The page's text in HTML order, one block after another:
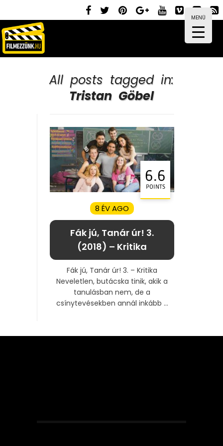
MENÜ
All posts tagged in:
Tristan Göbel
6.6
POINTS
8 ÉV AGO
Fák jú, Tanár úr! 3.
(2018) – Kritika
Fák jú, Tanár úr! 3. – Kritika
Neveletlen, butácska tinik, akik a
tanulásban nem, de a
csínytevésekben annál inkább ...